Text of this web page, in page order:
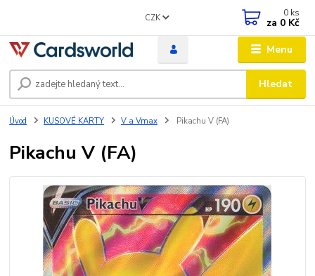
Menu
CZK
Hledat
0 ks
za 0 Kč
Úvod KUSOVÉ KARTY V a Vmax Pikachu V (FA)
Pikachu V (FA)